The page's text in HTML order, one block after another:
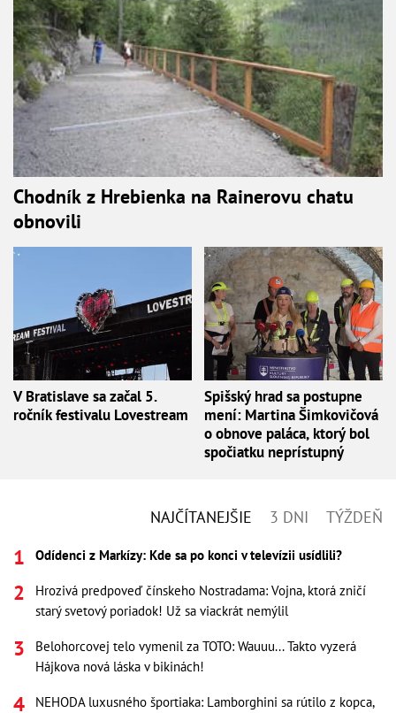
Chodník z Hrebienka na Rainerovu chatu
obnovili
V Bratislave sa začal 5.
ročník festivalu Lovestream
Spišský hrad sa postupne
mení: Martina Šimkovičová
o obnove paláca, ktorý bol
spočiatku neprístupný
NAJČÍTANEJŠIE 3 DNI TÝŽDEŇ
Odídenci z Markízy: Kde sa po konci v televízii usídlili?
Hrozivá predpoveď čínskeho Nostradama: Vojna, ktorá zničí
starý svetový poriadok! Už sa viackrát nemýlil
Belohorcovej telo vymenil za TOTO: Wauuu... Takto vyzerá
Hájkova nová láska v bikinách!
NEHODA luxusného športiaka: Lamborghini sa rútilo z kopca,